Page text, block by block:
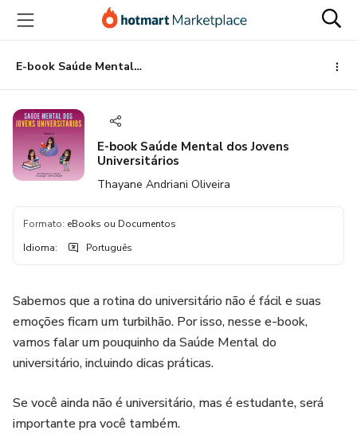
para
conteúdo
principal
para
pagamento
para
rodapé
E-book Saúde Mental dos Jovens Universitários
E-book Saúde Mental dos Jovens
Universitários
Thayane Andriani Oliveira
Formato: eBooks ou Documentos
Idioma: Português
Sabemos que a rotina do universitário não é fácil e suas
emoções ficam um turbilhão. Por isso, nesse e-book,
vamos falar um pouquinho da Saúde Mental do
universitário, incluindo dicas práticas.
Se você ainda não é universitário, mas é estudante, será
importante pra você também.